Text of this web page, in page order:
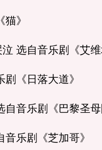
》
选自音乐剧《艾维
《日落大道》
音乐剧《巴黎圣母
乐剧《芝加哥》